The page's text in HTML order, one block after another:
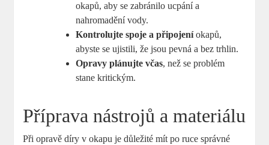
okapů, aby se zabránilo ucpání a
nahromadění vody.
Kontrolujte spoje a připojeníokapů,
abyste se ujistili, že jsou pevná a bez trhlin.
Opravy plánujte včas, než se problém
stane kritickým.
Příprava nástrojů a materiálu
Při opravě díry v okapu je důležité mít po ruce správné